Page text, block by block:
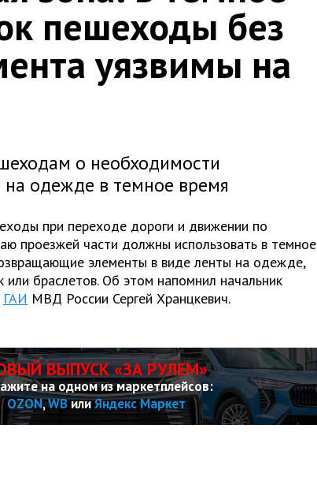
пешеходы без
уязвимы на
о необходимости
на одежде в темное время
при переходе дороги и движении по
проезжей части должны использовать в темное
элементы в виде ленты на одежде,
или браслетов. Об этом напомнил начальник
ГАИ МВД России Сергей Хранцкевич.
ВЫПУСК «ЗА РУЛЕМ»
на одном из маркетплейсов:
OZON,WBилиЯндекс Маркет